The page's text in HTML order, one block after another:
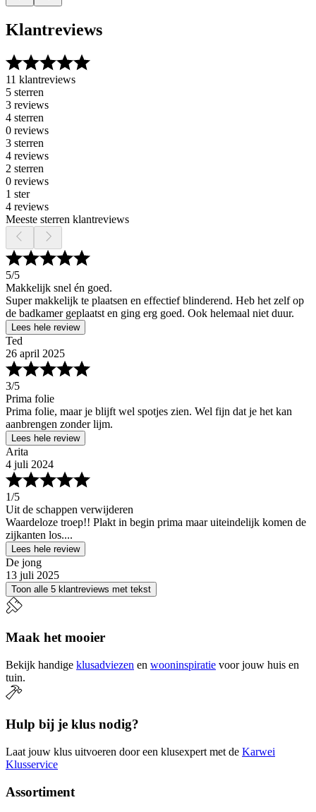
Klantreviews
11 klantreviews
5 sterren
3 reviews
4 sterren
0 reviews
3 sterren
4 reviews
2 sterren
0 reviews
1 ster
4 reviews
Meeste sterren klantreviews
5/5
Makkelijk snel én goed.
Super makkelijk te plaatsen en effectief blinderend. Heb het zelf op
de badkamer geplaatst en ging erg goed. Ook helemaal niet duur.
Lees hele review
Ted
26 april 2025
3/5
Prima folie
Prima folie, maar je blijft wel spotjes zien. Wel fijn dat je het kan
aanbrengen zonder lijm.
Lees hele review
Arita
4 juli 2024
1/5
Uit de schappen verwijderen
Waardeloze troep!! Plakt in begin prima maar uiteindelijk komen de
zijkanten los....
Lees hele review
De jong
13 juli 2025
Toon alle 5 klantreviews met tekst
Maak het mooier
Bekijk handige klusadviezen en wooninspiratie voor jouw huis en
tuin.
Hulp bij je klus nodig?
Laat jouw klus uitvoeren door een klusexpert met de Karwei
Klusservice
Assortiment